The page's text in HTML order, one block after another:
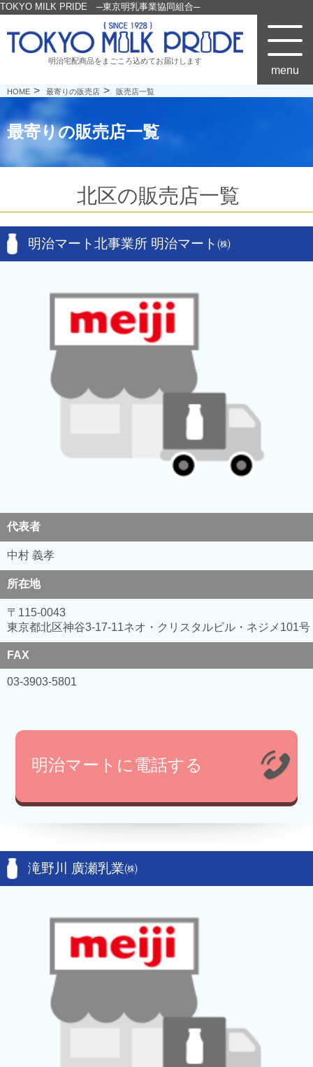
TOKYO MILK PRIDE ─東京明乳事業協同組合─
明治宅配商品をまごころ込めてお届けします
menu
HOME 最寄りの販売店 販売店一覧
最寄りの販売店一覧
北区の販売店一覧
明治マート北事業所 明治マート㈱
代表者
中村 義孝
所在地
〒115-0043
東京都北区神谷3-17-11ネオ・クリスタルビル・ネジメ101号
FAX
03-3903-5801
明治マートに電話する
滝野川 廣瀬乳業㈱